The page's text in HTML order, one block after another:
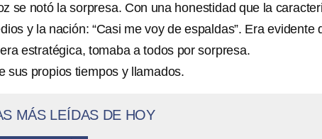
se notó la sorpresa. Con una honestidad que la
y la nación: “Casi me voy de espaldas”. Era evidente
estratégica, tomaba a todos por sorpresa.
sus propios tiempos y llamados.
MÁS LEÍDAS DE HOY